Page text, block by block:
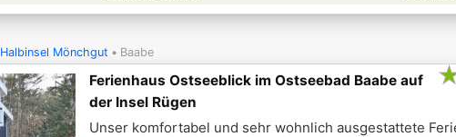
Halbinsel Mönchgut Baabe
Ferienhaus Ostseeblick im Ostseebad Baabe auf
der Insel Rügen
Unser komfortabel und sehr wohnlich ausgestattete